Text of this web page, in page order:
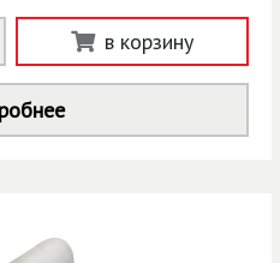
в корзину